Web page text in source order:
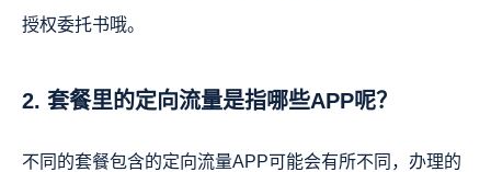
授权委托书哦。
2. 套餐里的定向流量是指哪些APP呢？
不同的套餐包含的定向流量APP可能会有所不同，办理的